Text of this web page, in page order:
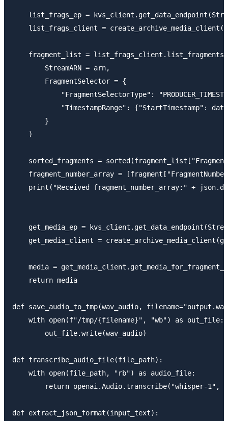
list_frags_ep =
list_frags_client =
    fragment_list = list_frags_client.list_fragments(
        StreamARN = arn,
        FragmentSelector = {
"FragmentSelectorType":
"TimestampRange": {"StartTimestamp":
        }
    )
sorted_fragments =
fragment_number_array =
print("Received fragment_number_array:" +
get_media_ep =
get_media_client =
media =
    return media
def save_audio_to_tmp(wav_audio,
    with open(f"/tmp/{filename}", "wb") as out_file:
        out_file.write(wav_audio)
def transcribe_audio_file(file_path):
    with open(file_path, "rb") as audio_file:
return openai.Audio.transcribe("whisper-1",
def extract_json_format(input_text):